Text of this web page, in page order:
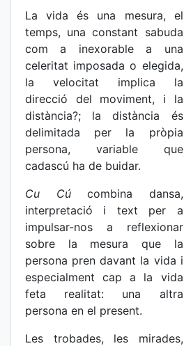
La vida és una mesura, el
temps, una constant sabuda
com a inexorable a una
celeritat imposada o elegida,
la velocitat implica la
direcció del moviment, i la
distància?; la distància és
delimitada per la pròpia
persona, variable que
cadascú ha de buidar.
Cu Cúcombina dansa,
interpretació i text per a
impulsar-nos a reflexionar
sobre la mesura que la
persona pren davant la vida i
especialment cap a la vida
feta realitat: una altra
persona en el present.
Les trobades, les mirades,